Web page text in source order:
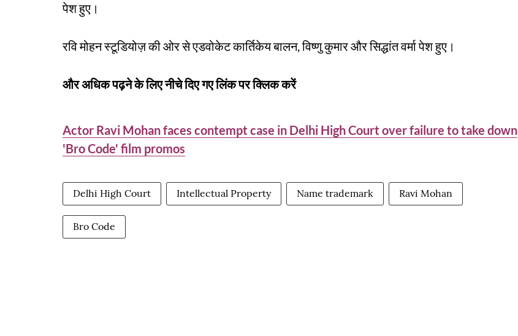
पेश हुए।
रवि मोहन स्टूडियोज़ की ओर से एडवोकेट कार्तिकेय बालन, विष्णु कुमार और सिद्धांत वर्मा पेश हुए।
और अधिक पढ़ने के लिए नीचे दिए गए लिंक पर क्लिक करें
Actor Ravi Mohan faces contempt case in Delhi High Court over failure to take down
'Bro Code' film promos
Delhi High Court Intellectual Property Name trademark Ravi Mohan
Bro Code